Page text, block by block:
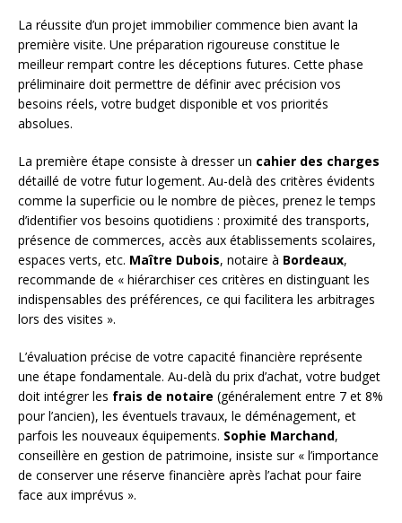
La réussite d’un projet immobilier commence bien avant la
première visite. Une préparation rigoureuse constitue le
meilleur rempart contre les déceptions futures. Cette phase
préliminaire doit permettre de définir avec précision vos
besoins réels, votre budget disponible et vos priorités
absolues.
La première étape consiste à dresser un cahier des charges
détaillé de votre futur logement. Au-delà des critères évidents
comme la superficie ou le nombre de pièces, prenez le temps
d’identifier vos besoins quotidiens : proximité des transports,
présence de commerces, accès aux établissements scolaires,
espaces verts, etc. Maître Dubois, notaire à Bordeaux,
recommande de « hiérarchiser ces critères en distinguant les
indispensables des préférences, ce qui facilitera les arbitrages
lors des visites ».
L’évaluation précise de votre capacité financière représente
une étape fondamentale. Au-delà du prix d’achat, votre budget
doit intégrer les frais de notaire (généralement entre 7 et 8%
pour l’ancien), les éventuels travaux, le déménagement, et
parfois les nouveaux équipements. Sophie Marchand,
conseillère en gestion de patrimoine, insiste sur « l’importance
de conserver une réserve financière après l’achat pour faire
face aux imprévus ».